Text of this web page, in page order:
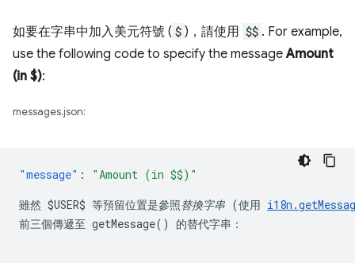
如要在字串中加入美元符號 ( $ )，請使用 $$ . For example,
use the following code to specify the messageAmount
(in $):
messages.json:
"message" :
雖然 $USER$ 等預留位置是參照替換字串 (使用
前三個傳遞至 getMessage() 的替代字串：